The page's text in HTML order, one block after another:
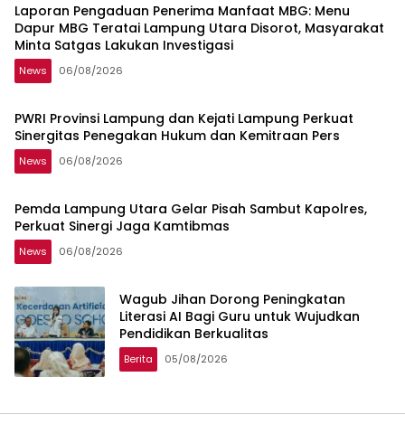
Laporan Pengaduan Penerima Manfaat MBG: Menu
Dapur MBG Teratai Lampung Utara Disorot, Masyarakat
Minta Satgas Lakukan Investigasi
News 06/08/2026
PWRI Provinsi Lampung dan Kejati Lampung Perkuat
Sinergitas Penegakan Hukum dan Kemitraan Pers
News 06/08/2026
Pemda Lampung Utara Gelar Pisah Sambut Kapolres,
Perkuat Sinergi Jaga Kamtibmas
News 06/08/2026
Wagub Jihan Dorong Peningkatan
Literasi AI Bagi Guru untuk Wujudkan
Pendidikan Berkualitas
Berita 05/08/2026